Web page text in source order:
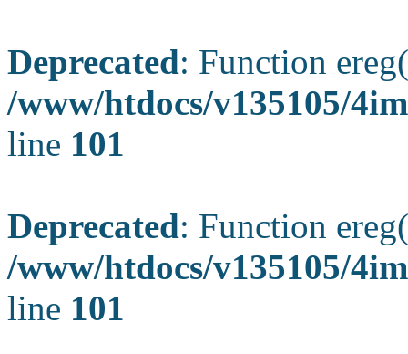
Deprecated: Function
/www/htdocs/v135105/
line 101
Deprecated: Function
/www/htdocs/v135105/
line 101